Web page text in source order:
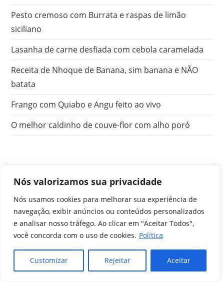
Nós valorizamos sua privacidade
Nós usamos cookies para melhorar sua experiência de
navegação, exibir anúncios ou conteúdos personalizados
e analisar nosso tráfego. Ao clicar em "Aceitar Todos",
você concorda com o uso de cookies. Política
Customizar Rejeitar Aceitar
Pesto cremoso com Burrata e raspas de limão
siciliano
Lasanha de carne desfiada com cebola caramelada
Receita de Nhoque de Banana, sim banana e NÃO
batata
Frango com Quiabo e Angu feito ao vivo
O melhor caldinho de couve-flor com alho poró
Início
CursosCursos Online
Cursos Presenciais e Ao vivo
Eventos
Sobre nós Sobre eles
Agenda dos alunos
Contato
direitos reservados.